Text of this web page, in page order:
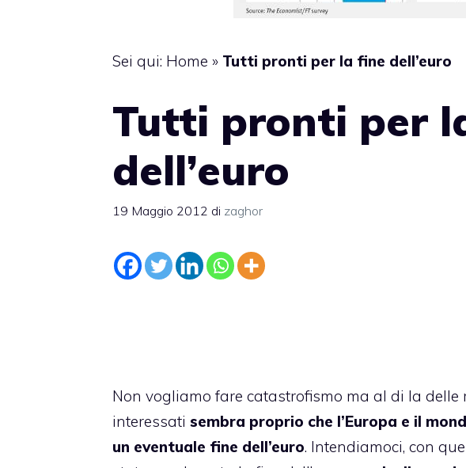
Sei qui: Home » Tutti pronti per la fine dell’euro
Tutti pronti per
dell’euro
19 Maggio 2012 di zaghor
Non vogliamo fare catastrofismo ma al di la delle
interessati sembra proprio che l’Europa e il
un eventuale fine dell’euro. Intendiamoci, con